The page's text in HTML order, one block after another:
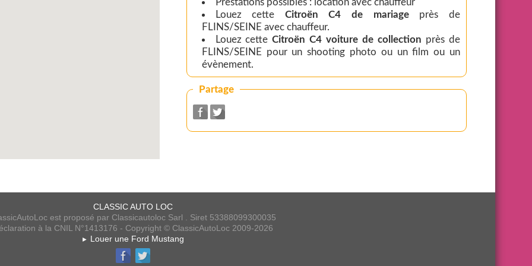
Prestations possibles : location avec chauffeur
Louez cette Citroën C4 de mariageprès de
FLINS/SEINE avec chauffeur.
Louez cette Citroën C4 voiture de collection près de
FLINS/SEINE pour un shooting photo ou un film ou un
évènement.
Partage
CLASSIC AUTO LOC
est proposé par Classicautoloc Sarl . Siret 53388099300035
à la CNIL N°1413176 - Copyright © ClassicAutoLoc 2009-2026
► Louer une Ford Mustang